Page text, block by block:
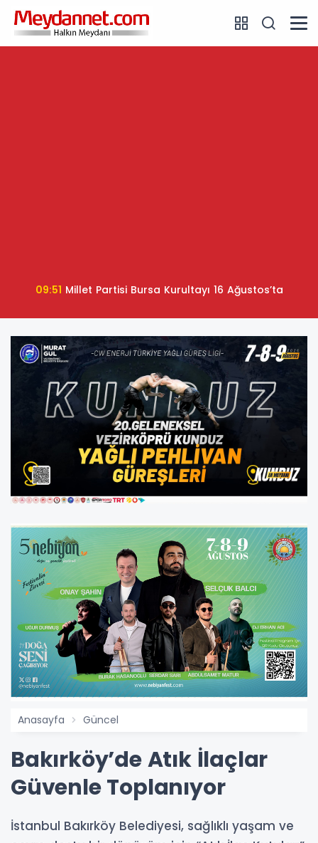
09:51 Millet Partisi Bursa Kurultayı 16 Ağustos’ta
Anasayfa Güncel
Bakırköy’de Atık İlaçlar
Güvenle Toplanıyor
İstanbul Bakırköy Belediyesi, sağlıklı yaşam ve